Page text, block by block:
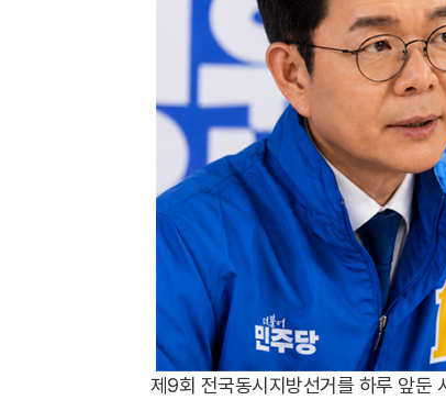
제9회 전국동시지방선거를 하루 앞둔